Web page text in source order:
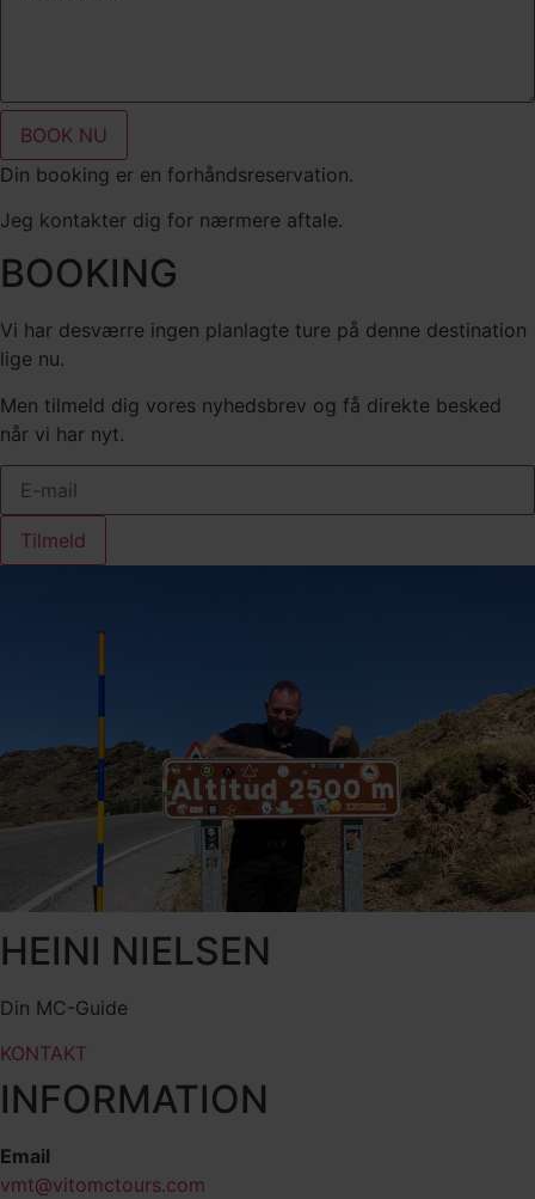
BOOK NU
Din booking er en forhåndsreservation.
Jeg kontakter dig for nærmere aftale.
BOOKING
Vi har desværre ingen planlagte ture på denne destination
lige nu.
Men tilmeld dig vores nyhedsbrev og få direkte besked
når vi har nyt.
Tilmeld
HEINI NIELSEN
Din MC-Guide
KONTAKT
INFORMATION
Email
vmt@vitomctours.com